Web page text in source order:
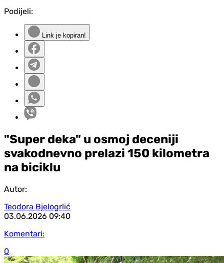
Podijeli:
Link je kopiran!
"Super deka" u osmoj deceniji
svakodnevno prelazi 150 kilometra
na biciklu
Autor:
Teodora Bjelogrlić
03.06.2026 09:40
Komentari:
0